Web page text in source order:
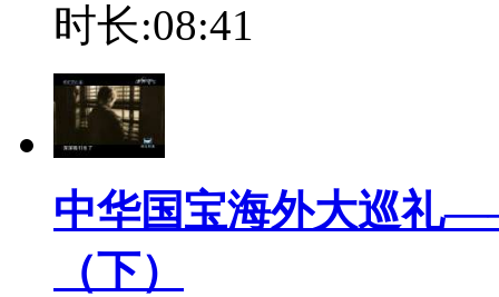
时长:08:41
中华国宝海外大巡礼
（下）